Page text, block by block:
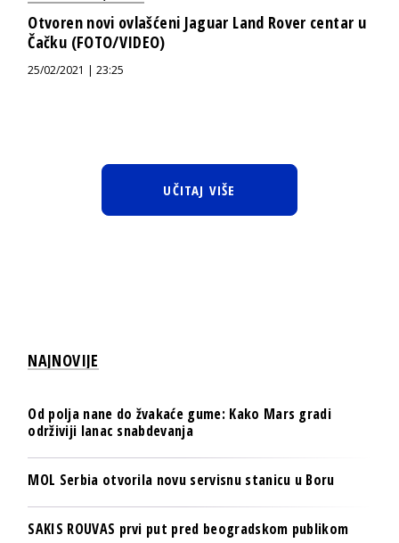
Otvoren novi ovlašćeni Jaguar Land Rover centar u
Čačku (FOTO/VIDEO)
25/02/2021 | 23:25
UČITAJ VIŠE
NAJNOVIJE
Od polja nane do žvakaće gume: Kako Mars gradi
održiviji lanac snabdevanja
MOL Serbia otvorila novu servisnu stanicu u Boru
SAKIS ROUVAS prvi put pred beogradskom publikom